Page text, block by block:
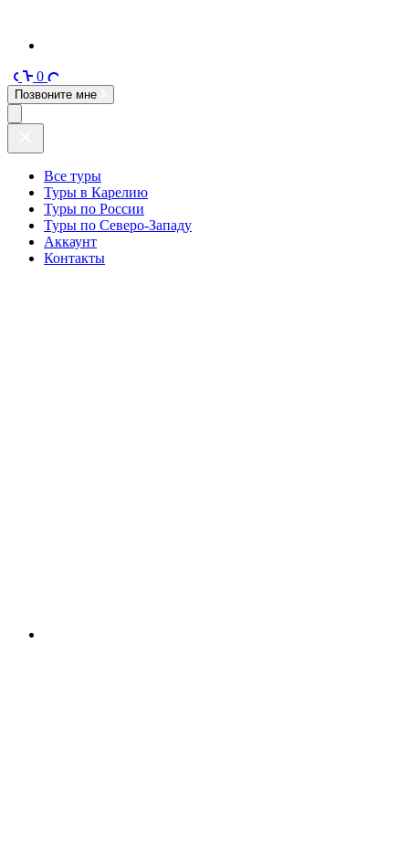
0
Позвоните мне
Все туры
Туры в Карелию
Туры по России
Туры по Северо-Западу
Аккаунт
Контакты